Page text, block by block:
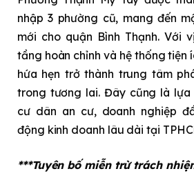
nhập 3 phường cũ, mang đến
mới cho quận Bình Thạnh. Với
tầng hoàn chỉnh và hệ thống tiện
hứa hẹn trở thành trung tâm
trong tương lai. Đây cũng là
cư dân an cư, doanh nghiệp
động kinh doanh lâu dài tại
***Tuyên bố miễn trừ trách